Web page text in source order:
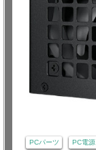
PCパーツ PC電源